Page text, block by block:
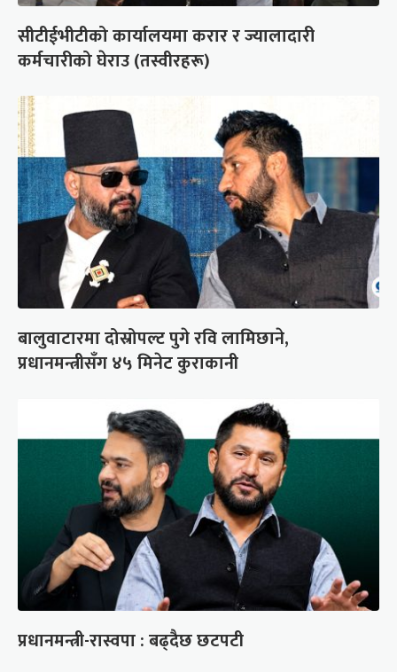
सीटीईभीटीको कार्यालयमा करार र ज्यालादारी
कर्मचारीको घेराउ (तस्वीरहरू)
बालुवाटारमा दोस्रोपल्ट पुगे रवि लामिछाने,
प्रधानमन्त्रीसँग ४५ मिनेट कुराकानी
प्रधानमन्त्री-रास्वपा : बढ्दैछ छटपटी